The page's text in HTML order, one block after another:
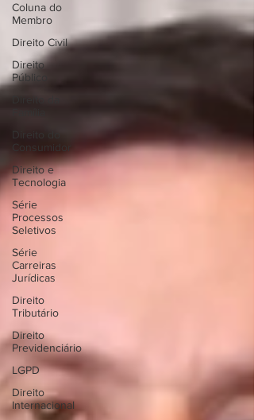
Coluna do
Membro
Direito Civil
Direito
Público
Consumidor
Direito e
Tecnologia
Série
Processos
Seletivos
Série
Carreiras
Jurídicas
Direito
Tributário
Direito
Previdenciário
LGPD
Direito
Internacional